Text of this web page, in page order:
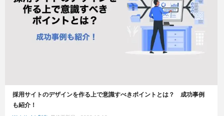
採用サイトのデザインを作る上で意識すべきポイントとは？ 成功事例
も紹介！